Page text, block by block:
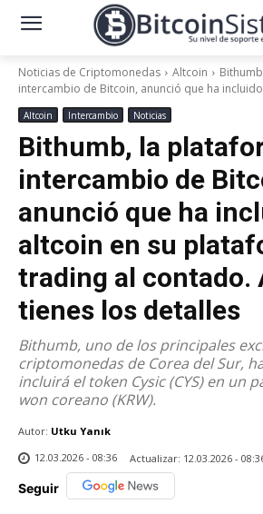
Noticias de Criptomonedas Altcoin
intercambio de Bitcoin, anunció que ha
Altcoin Intercambio Noticias
Bithumb, la
intercambio de
anunció que ha
altcoin en su
trading al contado.
tienes los detalles
Bithumb, uno de los principales
criptomonedas de Corea del Sur,
incluirá el token Cysic (CYS) en un
won coreano (KRW).
Autor: Utku Yanık
12.03.2026 - 08:36
Actualizar: 12.03.2026 -
Seguir